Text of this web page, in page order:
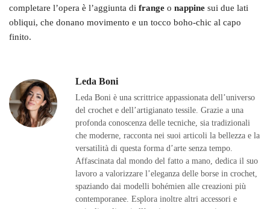
completare l’opera è l’aggiunta di frange o nappine sui due lati
obliqui, che donano movimento e un tocco boho-chic al capo
finito.
Leda Boni
Leda Boni è una scrittrice appassionata dell’universo
del crochet e dell’artigianato tessile. Grazie a una
profonda conoscenza delle tecniche, sia tradizionali
che moderne, racconta nei suoi articoli la bellezza e la
versatilità di questa forma d’arte senza tempo.
Affascinata dal mondo del fatto a mano, dedica il suo
lavoro a valorizzare l’eleganza delle borse in crochet,
spaziando dai modelli bohémien alle creazioni più
contemporanee. Esplora inoltre altri accessori e